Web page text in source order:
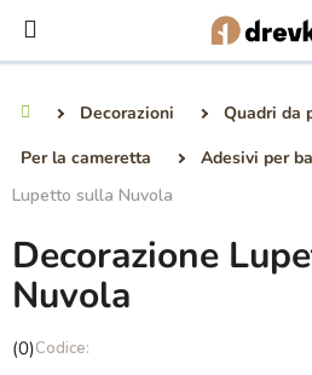
contenuto
Decorazioni
Quadri da
Per la cameretta
Adesivi per
Lupetto sulla Nuvola
Decorazione
Nuvola
La
(0)